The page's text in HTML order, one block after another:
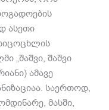
ასეთი
„შაშვი, შაშვი
ამავე
საერთოდ,
მასში,